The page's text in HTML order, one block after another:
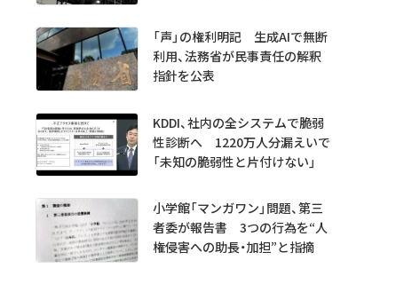
「声」の権利明記 生成AIで無断
利用、法務省が民事責任の解釈
指針を公表
KDDI、社内の全システムで脆弱
性診断へ 1220万人分漏えいで
「未知の脆弱性と片付けない」
小学館「マンガワン」問題、第三
者委が報告書 3つの行為を“人
権侵害への助長・加担”と指摘